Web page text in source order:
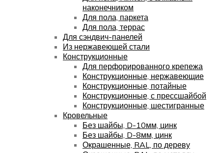
наконечником
Для пола, паркета
Для пола, террас
Для сэндвич-панелей
Из нержавеющей стали
Конструкционные
Для перфорированного крепежа
Конструкционные, нержавеющие
Конструкционные, потайные
Конструкционные, с прессшайбой
Конструкционные, шестигранные
Кровельные
Без шайбы, D-10мм, цинк
Без шайбы, D-8мм, цинк
Окрашенные, RAL, по дереву